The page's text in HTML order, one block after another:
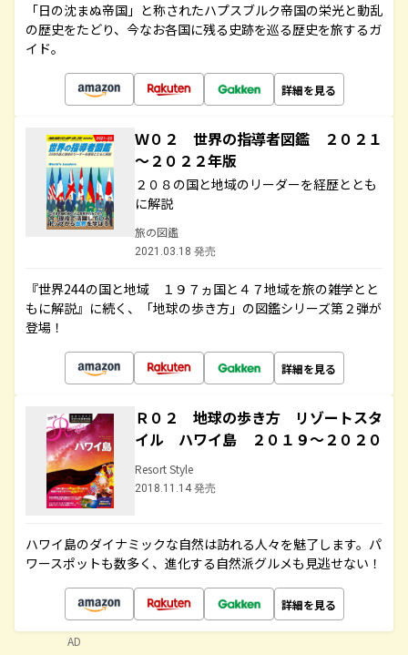
「日の沈まぬ帝国」と称されたハプスブルク帝国の栄光と動乱
の歴史をたどり、今なお各国に残る史跡を巡る歴史を旅するガ
イド。
詳細を見る
Ｗ０２ 世界の指導者図鑑 ２０２１
～２０２２年版
２０８の国と地域のリーダーを経歴ととも
に解説
旅の図鑑
2021.03.18 発売
『世界244の国と地域 １９７ヵ国と４７地域を旅の雑学とと
もに解説』に続く、「地球の歩き方」の図鑑シリーズ第２弾が
登場！
詳細を見る
Ｒ０２ 地球の歩き方 リゾートスタ
イル ハワイ島 ２０１９～２０２０
Resort Style
2018.11.14 発売
ハワイ島のダイナミックな自然は訪れる人々を魅了します。パ
ワースポットも数多く、進化する自然派グルメも見逃せない！
詳細を見る
AD